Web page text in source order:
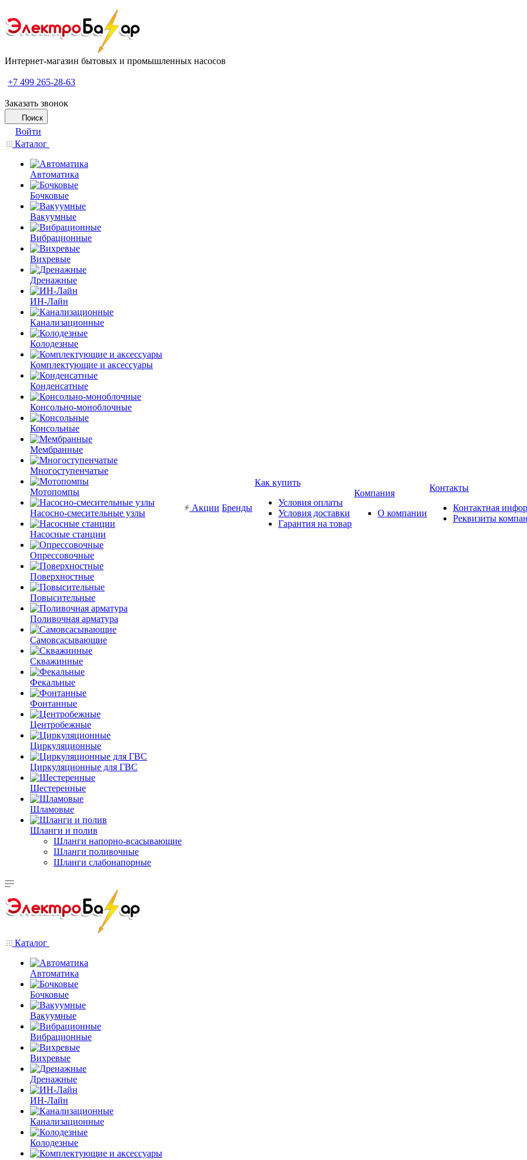
Интернет-магазин бытовых и промышленных насосов
+7 499 265-28-63
Заказать звонок
Поиск
Войти
Каталог
Автоматика
Бочковые
Вакуумные
Вибрационные
Вихревые
Дренажные
ИН-Лайн
Канализационные
Колодезные
Комплектующие и аксессуары
Конденсатные
Консольно-моноблочные
Консольные
Мембранные
Многоступенчатые
Мотопомпы
Насосно-смесительные узлы
Насосные станции
Опрессовочные
Поверхностные
Повысительные
Поливочная арматура
Самовсасывающие
Скважинные
Фекальные
Фонтанные
Центробежные
Циркуляционные
Циркуляционные для ГВС
Шестеренные
Шламовые
Шланги и полив
Шланги напорно-всасывающие
Шланги поливочные
Шланги слабонапорные
Акции Бренды
Как купить
Условия оплаты
Условия доставки
Гарантия на товар
Компания
О компании
Контакты
Контактная
Реквизиты
Каталог
Автоматика
Бочковые
Вакуумные
Вибрационные
Вихревые
Дренажные
ИН-Лайн
Канализационные
Колодезные